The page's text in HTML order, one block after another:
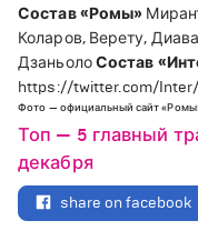
Состав «Ромы»
Коларов, Верету,
ДзаньолоСостав
https://twitter.com/Inter/
Фото — официальный сайт
Топ — 5 главный
декабря
share on facebook